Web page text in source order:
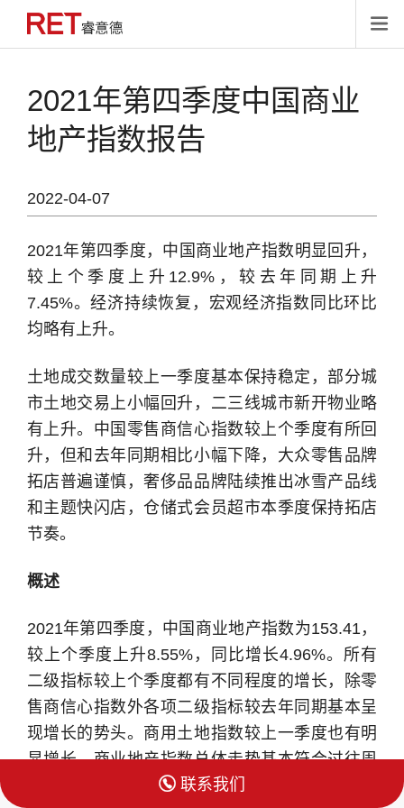

2021年第四季度中国商业
地产指数报告
2022-04-07
2021年第四季度，中国商业地产指数明显回升，
较上个季度上升12.9%，较去年同期上升
7.45%。经济持续恢复，宏观经济指数同比环比
均略有上升。
土地成交数量较上一季度基本保持稳定，部分城
市土地交易上小幅回升，二三线城市新开物业略
有上升。中国零售商信心指数较上个季度有所回
升，但和去年同期相比小幅下降，大众零售品牌
拓店普遍谨慎，奢侈品品牌陆续推出冰雪产品线
和主题快闪店，仓储式会员超市本季度保持拓店
节奏。
概述
2021年第四季度，中国商业地产指数为153.41，
较上个季度上升8.55%，同比增长4.96%。所有
二级指标较上个季度都有不同程度的增长，除零
售商信心指数外各项二级指标较去年同期基本呈
现增长的势头。商用土地指数较上一季度也有明
显增长。商业地产指数总体走势基本符合过往周
期性规律，并向好发展逐步恢复到2019年的指数
 联系我们